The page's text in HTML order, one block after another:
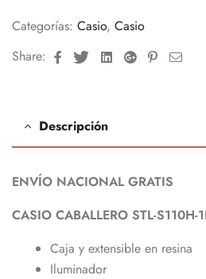
Categorías: Casio, Casio
Share:
FacebookTwitterLinkedinGoogle+Pinterest
Email
Descripción
ENVÍO NACIONAL GRATIS
CASIO CABALLERO STL-S110H-
Caja y extensible en resina
Iluminador